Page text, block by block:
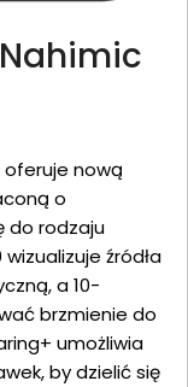
oferuje nową
o
do rodzaju
źródła
a 10-
brzmienie do
umożliwia
by dzielić się